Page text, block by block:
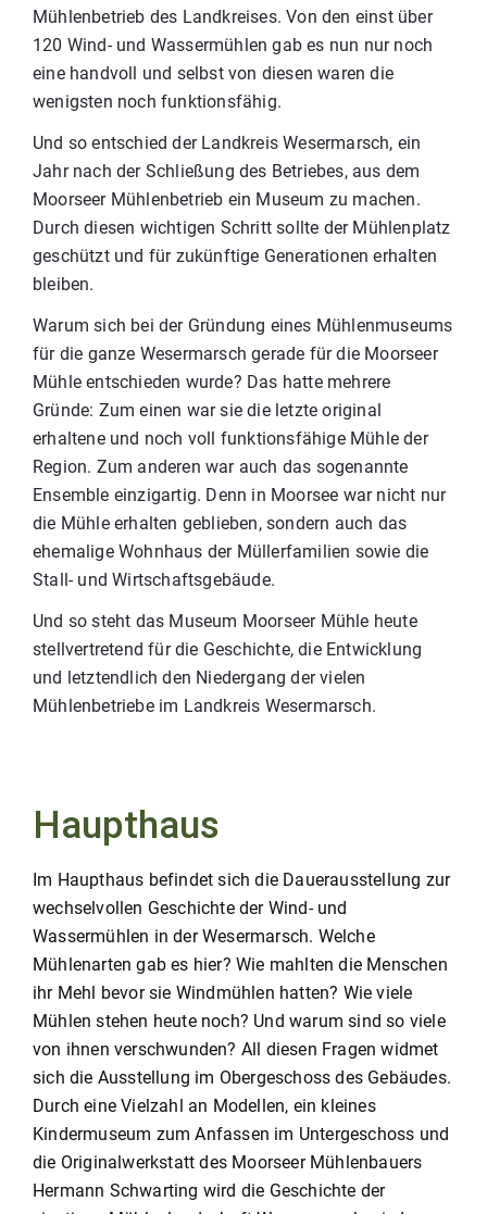
Mühlenbetrieb des Landkreises. Von den einst über
120 Wind- und Wassermühlen gab es nun nur noch
eine handvoll und selbst von diesen waren die
wenigsten noch funktionsfähig.
Und so entschied der Landkreis Wesermarsch, ein
Jahr nach der Schließung des Betriebes, aus dem
Moorseer Mühlenbetrieb ein Museum zu machen.
Durch diesen wichtigen Schritt sollte der Mühlenplatz
geschützt und für zukünftige Generationen erhalten
bleiben.
Warum sich bei der Gründung eines Mühlenmuseums
für die ganze Wesermarsch gerade für die Moorseer
Mühle entschieden wurde? Das hatte mehrere
Gründe: Zum einen war sie die letzte original
erhaltene und noch voll funktionsfähige Mühle der
Region. Zum anderen war auch das sogenannte
Ensemble einzigartig. Denn in Moorsee war nicht nur
die Mühle erhalten geblieben, sondern auch das
ehemalige Wohnhaus der Müllerfamilien sowie die
Stall- und Wirtschaftsgebäude.
Und so steht das Museum Moorseer Mühle heute
stellvertretend für die Geschichte, die Entwicklung
und letztendlich den Niedergang der vielen
Mühlenbetriebe im Landkreis Wesermarsch.
Haupthaus
Im Haupthaus befindet sich die Dauerausstellung zur
wechselvollen Geschichte der Wind- und
Wassermühlen in der Wesermarsch. Welche
Mühlenarten gab es hier? Wie mahlten die Menschen
ihr Mehl bevor sie Windmühlen hatten? Wie viele
Mühlen stehen heute noch? Und warum sind so viele
von ihnen verschwunden? All diesen Fragen widmet
sich die Ausstellung im Obergeschoss des Gebäudes.
Durch eine Vielzahl an Modellen, ein kleines
Kindermuseum zum Anfassen im Untergeschoss und
die Originalwerkstatt des Moorseer Mühlenbauers
Hermann Schwarting wird die Geschichte der